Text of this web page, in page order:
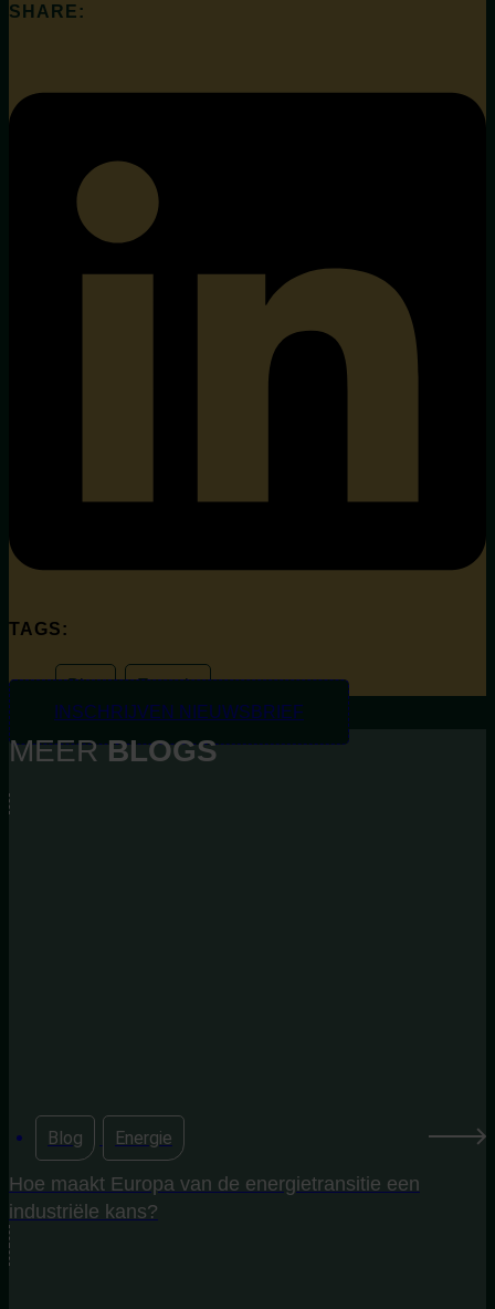
SHARE:
TAGS:
Blog ,
Energie
INSCHRIJVEN NIEUWSBRIEF
MEERBLOGS
Blog Energie
Hoe maakt Europa van de energietransitie een
industriële kans?